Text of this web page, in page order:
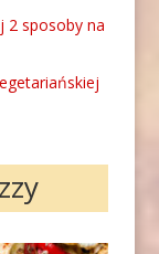
2 sposoby na